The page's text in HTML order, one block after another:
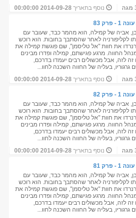
נוסף בתאריך2014-09-28 00:00:00
- פרק 83
אביה של קמילה, הוא מהמר כבד, שעובר עם
לקליפורניה לאחר שהסתבך בחובות. הוא רוכש
את חוות "אל טליסמן", שם פוגשת קמילה את
החווה. מרגע פגישתם, קמילה ופדרו מבינים
זה לזה, אבל מכשולים רבים יעמדו בדרכם,
גרגוריו, בעליה של החווה השכנה לחוו...
נוסף בתאריך2014-09-28 00:00:00
- פרק 82
אביה של קמילה, הוא מהמר כבד, שעובר עם
לקליפורניה לאחר שהסתבך בחובות. הוא רוכש
את חוות "אל טליסמן", שם פוגשת קמילה את
החווה. מרגע פגישתם, קמילה ופדרו מבינים
זה לזה, אבל מכשולים רבים יעמדו בדרכם,
גרגוריו, בעליה של החווה השכנה לחוו...
נוסף בתאריך2014-09-28 00:00:00
- פרק 81
אביה של קמילה, הוא מהמר כבד, שעובר עם
לקליפורניה לאחר שהסתבך בחובות. הוא רוכש
את חוות "אל טליסמן", שם פוגשת קמילה את
החווה. מרגע פגישתם, קמילה ופדרו מבינים
זה לזה, אבל מכשולים רבים יעמדו בדרכם,
גרגוריו, בעליה של החווה השכנה לחוו...